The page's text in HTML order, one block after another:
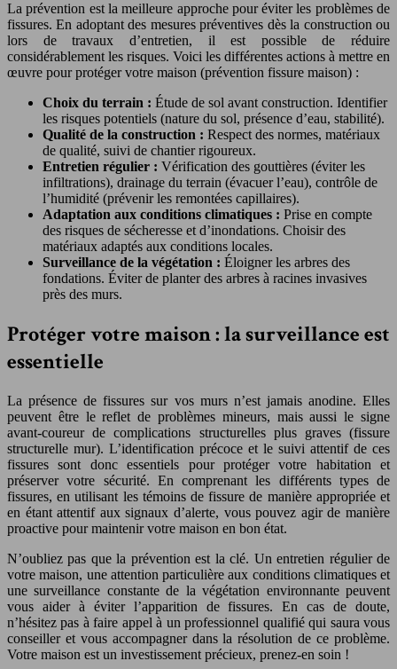
La prévention est la meilleure approche pour éviter les problèmes de
fissures. En adoptant des mesures préventives dès la construction ou
lors de travaux d’entretien, il est possible de réduire
considérablement les risques. Voici les différentes actions à mettre en
œuvre pour protéger votre maison (prévention fissure maison) :
Choix du terrain : Étude de sol avant construction. Identifier
les risques potentiels (nature du sol, présence d’eau, stabilité).
Qualité de la construction : Respect des normes, matériaux
de qualité, suivi de chantier rigoureux.
Entretien régulier : Vérification des gouttières (éviter les
infiltrations), drainage du terrain (évacuer l’eau), contrôle de
l’humidité (prévenir les remontées capillaires).
Adaptation aux conditions climatiques : Prise en compte
des risques de sécheresse et d’inondations. Choisir des
matériaux adaptés aux conditions locales.
Surveillance de la végétation : Éloigner les arbres des
fondations. Éviter de planter des arbres à racines invasives
près des murs.
Protéger votre maison : la surveillance est
essentielle
La présence de fissures sur vos murs n’est jamais anodine. Elles
peuvent être le reflet de problèmes mineurs, mais aussi le signe
avant-coureur de complications structurelles plus graves (fissure
structurelle mur). L’identification précoce et le suivi attentif de ces
fissures sont donc essentiels pour protéger votre habitation et
préserver votre sécurité. En comprenant les différents types de
fissures, en utilisant les témoins de fissure de manière appropriée et
en étant attentif aux signaux d’alerte, vous pouvez agir de manière
proactive pour maintenir votre maison en bon état.
N’oubliez pas que la prévention est la clé. Un entretien régulier de
votre maison, une attention particulière aux conditions climatiques et
une surveillance constante de la végétation environnante peuvent
vous aider à éviter l’apparition de fissures. En cas de doute,
n’hésitez pas à faire appel à un professionnel qualifié qui saura vous
conseiller et vous accompagner dans la résolution de ce problème.
Votre maison est un investissement précieux, prenez-en soin !